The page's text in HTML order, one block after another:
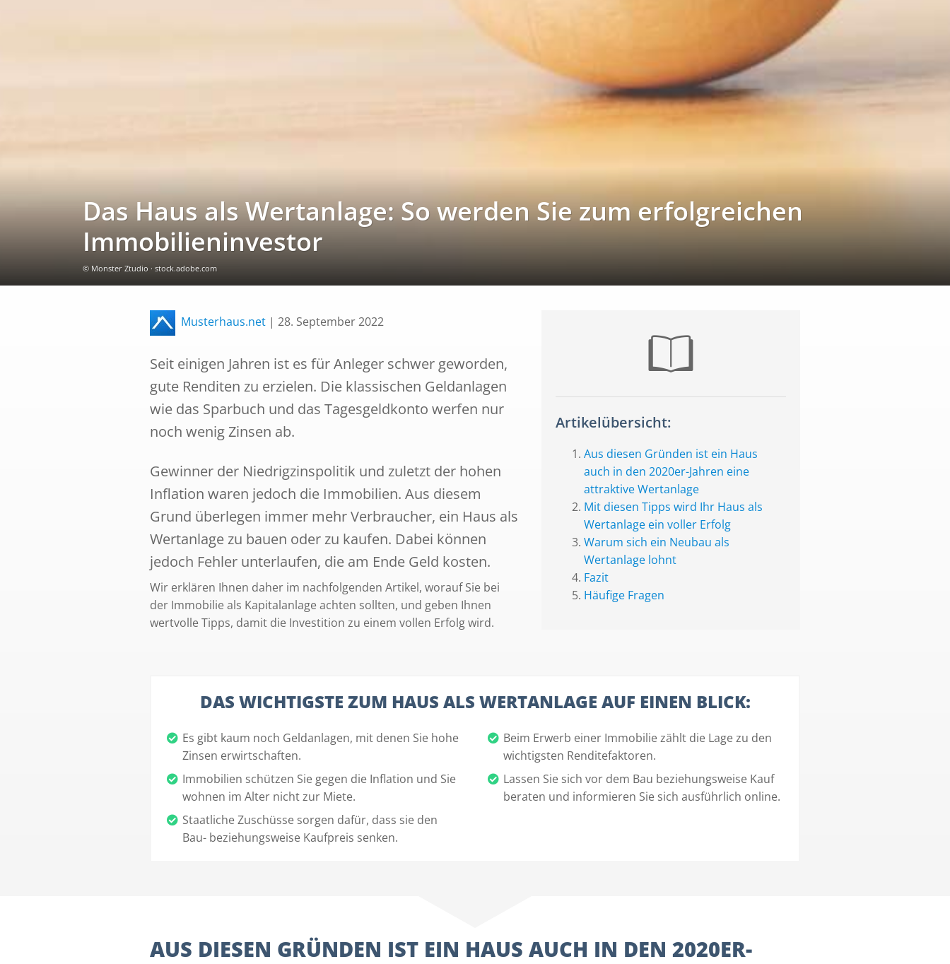
Das Haus als Wertanlage: So werden Sie zum erfolgreichen
Immobilieninvestor
© Monster Ztudio · stock.adobe.com
Musterhaus.net | 28. September 2022
Seit einigen Jahren ist es für Anleger schwer geworden,
gute Renditen zu erzielen. Die klassischen Geldanlagen
wie das Sparbuch und das Tagesgeldkonto werfen nur
noch wenig Zinsen ab.
Gewinner der Niedrigzinspolitik und zuletzt der hohen
Inflation waren jedoch die Immobilien. Aus diesem
Grund überlegen immer mehr Verbraucher, ein Haus als
Wertanlage zu bauen oder zu kaufen. Dabei können
jedoch Fehler unterlaufen, die am Ende Geld kosten.
Wir erklären Ihnen daher im nachfolgenden Artikel, worauf Sie bei
der Immobilie als Kapitalanlage achten sollten, und geben Ihnen
wertvolle Tipps, damit die Investition zu einem vollen Erfolg wird.
Artikelübersicht:
Aus diesen Gründen ist ein Haus
auch in den 2020er-Jahren eine
attraktive Wertanlage
Mit diesen Tipps wird Ihr Haus als
Wertanlage ein voller Erfolg
Warum sich ein Neubau als
Wertanlage lohnt
Fazit
Häufige Fragen
DAS WICHTIGSTE ZUM HAUS ALS WERTANLAGE AUF EINEN BLICK:
Es gibt kaum noch Geldanlagen, mit denen Sie hohe
Zinsen erwirtschaften.
Immobilien schützen Sie gegen die Inflation und Sie
wohnen im Alter nicht zur Miete.
Staatliche Zuschüsse sorgen dafür, dass sie den
Bau- beziehungsweise Kaufpreis senken.
Beim Erwerb einer Immobilie zählt die Lage zu den
wichtigsten Renditefaktoren.
Lassen Sie sich vor dem Bau beziehungsweise Kauf
beraten und informieren Sie sich ausführlich online.
AUS DIESEN GRÜNDEN IST EIN HAUS AUCH IN DEN 2020ER-